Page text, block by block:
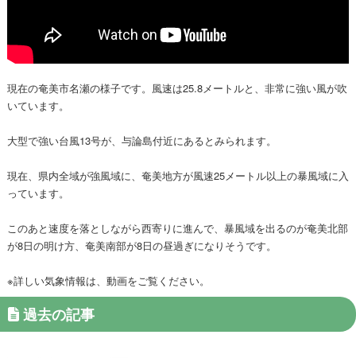
現在の奄美市名瀬の様子です。風速は25.8メートルと、非常に強い風が吹
いています。
大型で強い台風13号が、与論島付近にあるとみられます。
現在、県内全域が強風域に、奄美地方が風速25メートル以上の暴風域に入
っています。
このあと速度を落としながら西寄りに進んで、暴風域を出るのが奄美北部
が8日の明け方、奄美南部が8日の昼過ぎになりそうです。
※詳しい気象情報は、動画をご覧ください。
過去の記事